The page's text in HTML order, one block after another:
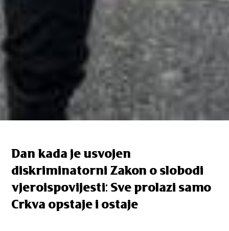
Dan kada je usvojen
diskriminatorni Zakon o slobodi
vjeroispovijesti: Sve prolazi samo
Crkva opstaje i ostaje